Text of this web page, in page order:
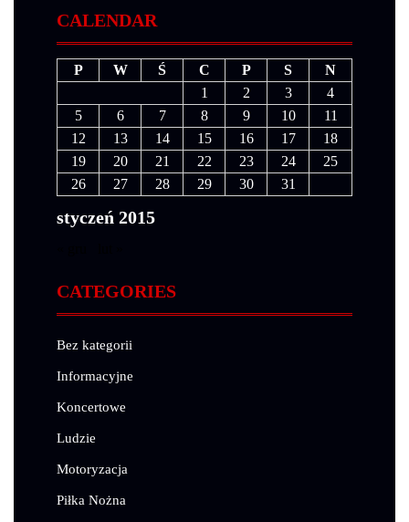
CALENDAR
styczeń 2015
P W Ś C P S
N
1
2 3
4
5
6 7 8 9 10
11
12
13 14 15 16 17
18
19
20 21 22 23 24
25
26
27 28 29 30 31
CATEGORIES
Bez kategorii
Informacyjne
Koncertowe
Ludzie
Motoryzacja
Piłka Nożna